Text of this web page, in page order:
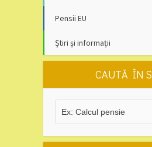
Pensii EU
Știri și informații
CAUTĂ ÎN